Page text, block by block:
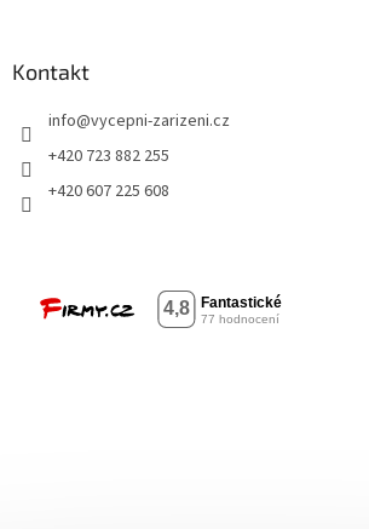
Kontakt
info@vycepni-zarizeni.cz
+420 723 882 255
+420 607 225 608